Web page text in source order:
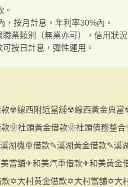
按月計息，年利率30%內。
業類別（無業亦可），信用狀
按日計息，彈性運用。
☢線西附近當舖☢線西黃金典當
款❀社頭黃金借款❀社頭債務整
湖機車借款✎溪湖黃金借款✎溪
當舖✈和美汽車借款✈和美黃金
✡大村黃金借款✡大村當舖✡大